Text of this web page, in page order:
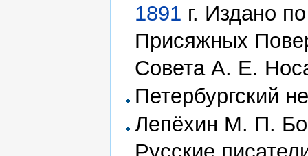
1891 г. Издано
Присяжных
Совета А. Е.
Петербургский
Лепёхин М. П.